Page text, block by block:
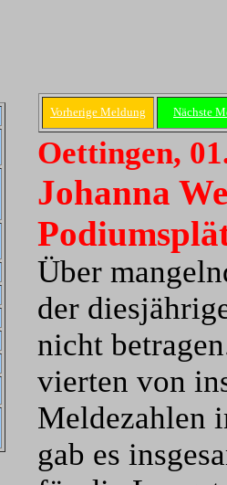
Vorherige Meldung Nächste
Oettingen,
Johanna
Über
der
nicht
vierten von
Meldezahlen
gab es